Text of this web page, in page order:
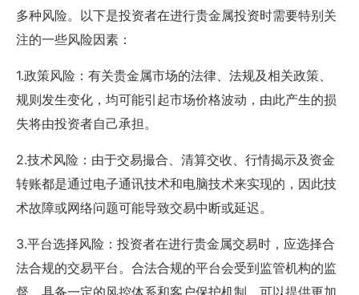
多种风险。以下是投资者在进行贵金属投资时需要特别关
注的一些风险因素：
1.政策风险：有关贵金属市场的法律、法规及相关政策、
规则发生变化，均可能引起市场价格波动，由此产生的损
失将由投资者自己承担。
2.技术风险：由于交易撮合、清算交收、行情揭示及资金
转账都是通过电子通讯技术和电脑技术来实现的，因此技
术故障或网络问题可能导致交易中断或延迟。
3.平台选择风险：投资者在进行贵金属交易时，应选择合
法合规的交易平台。合法合规的平台会受到监管机构的监
督，具备一定的风控体系和客户保护机制，可以提供更加